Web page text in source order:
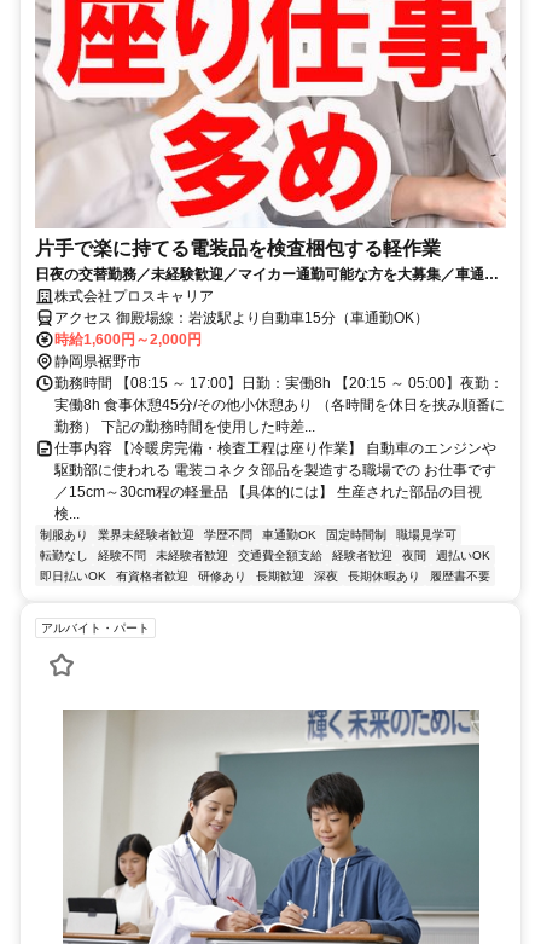
片手で楽に持てる電装品を検査梱包する軽作業
日夜の交替勤務／未経験歓迎／マイカー通勤可能な方を大募集／車通勤
手当の支給あり／月収35万円以上可能
株式会社プロスキャリア
アクセス 御殿場線：岩波駅より自動車15分（車通勤OK）
時給1,600円～2,000円
静岡県裾野市
勤務時間 【08:15 ～ 17:00】日勤：実働8h 【20:15 ～ 05:00】夜勤：
実働8h 食事休憩45分/その他小休憩あり （各時間を休日を挟み順番に
勤務） 下記の勤務時間を使用した時差...
仕事内容 【冷暖房完備・検査工程は座り作業】 自動車のエンジンや
駆動部に使われる 電装コネクタ部品を製造する職場での お仕事です
／15cm～30cm程の軽量品 【具体的には】 生産された部品の目視
検...
制服あり 業界未経験者歓迎 学歴不問 車通勤OK 固定時間制
職場見学可
転勤なし
経験不問 未経験者歓迎 交通費全額支給 経験者歓迎 夜間
週払いOK
即日払いOK
有資格者歓迎 研修あり 長期歓迎 深夜 長期休暇あり 履歴書不要
アルバイト・パート